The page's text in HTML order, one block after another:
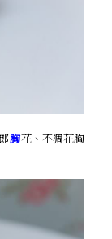
胸花、不凋花胸